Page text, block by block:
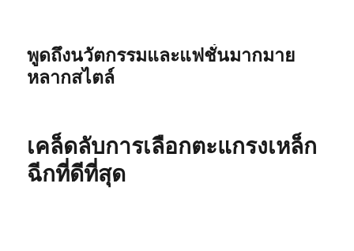
พูดถึงนวัตกรรมและแฟชั่นมากมาย
หลากสไตล์
เคล็ดลับการเลือกตะแกรงเหล็ก
ฉีกที่ดีที่สุด